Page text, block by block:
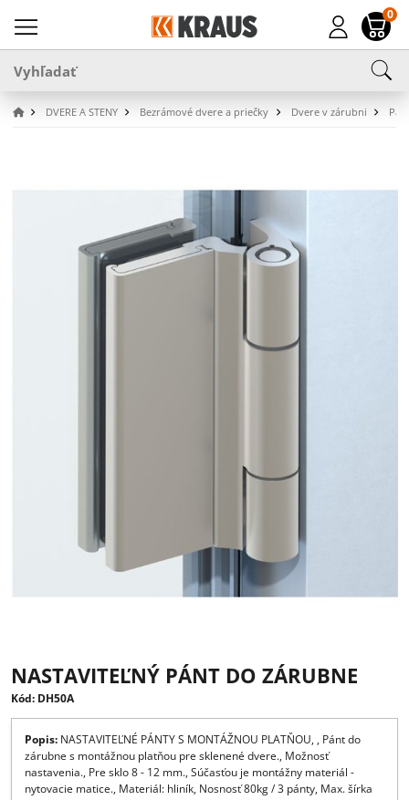
0
DVERE A STENY Bezrámové dvere a priečky Dvere v zárubni
NASTAVITEĽNÝ PÁNT DO ZÁRUBNE
Kód: DH50A